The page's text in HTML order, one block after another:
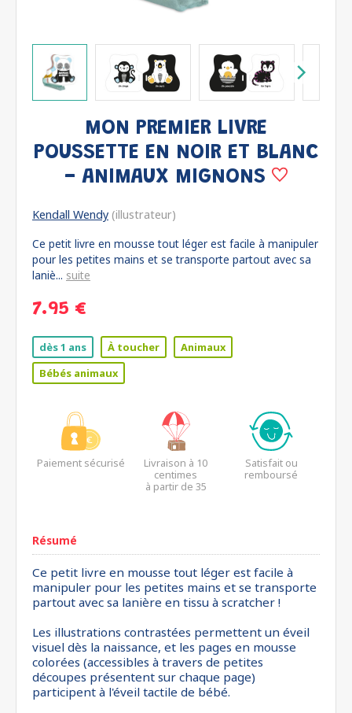
MON PREMIER LIVRE
POUSSETTE EN NOIR ET BLANC
- ANIMAUX MIGNONS
Kendall Wendy (illustrateur)
Ce petit livre en mousse tout léger est facile à manipuler
pour les petites mains et se transporte partout avec sa
laniè... suite
7.95 €
dès 1 ans À toucher
Animaux
Bébés animaux
Paiement sécurisé
Livraison à 10
centimes
à partir de 35
Satisfait ou
remboursé
Résumé
Ce petit livre en mousse tout léger est facile à
manipuler pour les petites mains et se transporte
partout avec sa lanière en tissu à scratcher !
Les illustrations contrastées permettent un éveil
visuel dès la naissance, et les pages en mousse
colorées (accessibles à travers de petites
découpes présentent sur chaque page)
participent à l'éveil tactile de bébé.